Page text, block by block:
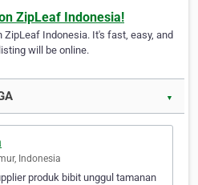
ZipLeaf Indonesia!
Indonesia. It's fast, easy, and
will be online.
▼
Indonesia
produk bibit unggul tamanan